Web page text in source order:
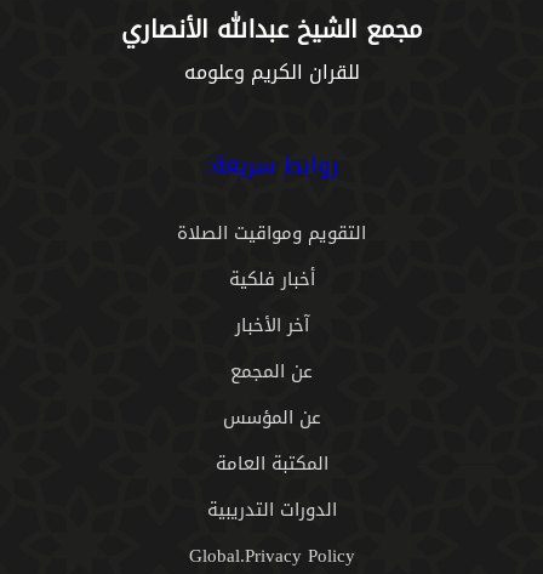
مجمع الشيخ عبدالله الأنصاري
للقران الكريم وعلومه
روابط سريعة:
التقويم ومواقيت الصلاة
أخبار فلكية
آخر الأخبار
عن المجمع
عن المؤسس
المكتبة العامة
الدورات التدريبية
Global.Privacy Policy